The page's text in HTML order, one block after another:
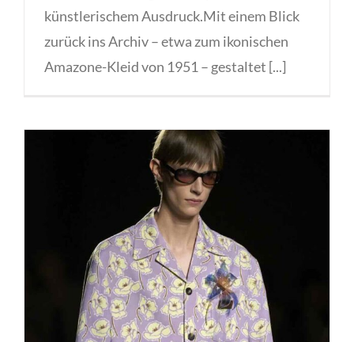
künstlerischem Ausdruck.Mit einem Blick
zurück ins Archiv – etwa zum ikonischen
Amazone-Kleid von 1951 – gestaltet [...]